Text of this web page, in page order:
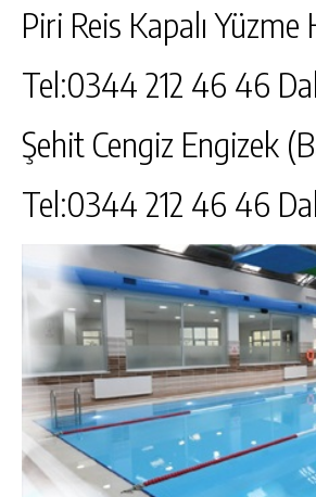
Piri Reis Kapalı Yüzme
Tel:0344 212 46 46
Şehit Cengiz Engizek
Tel:0344 212 46 46